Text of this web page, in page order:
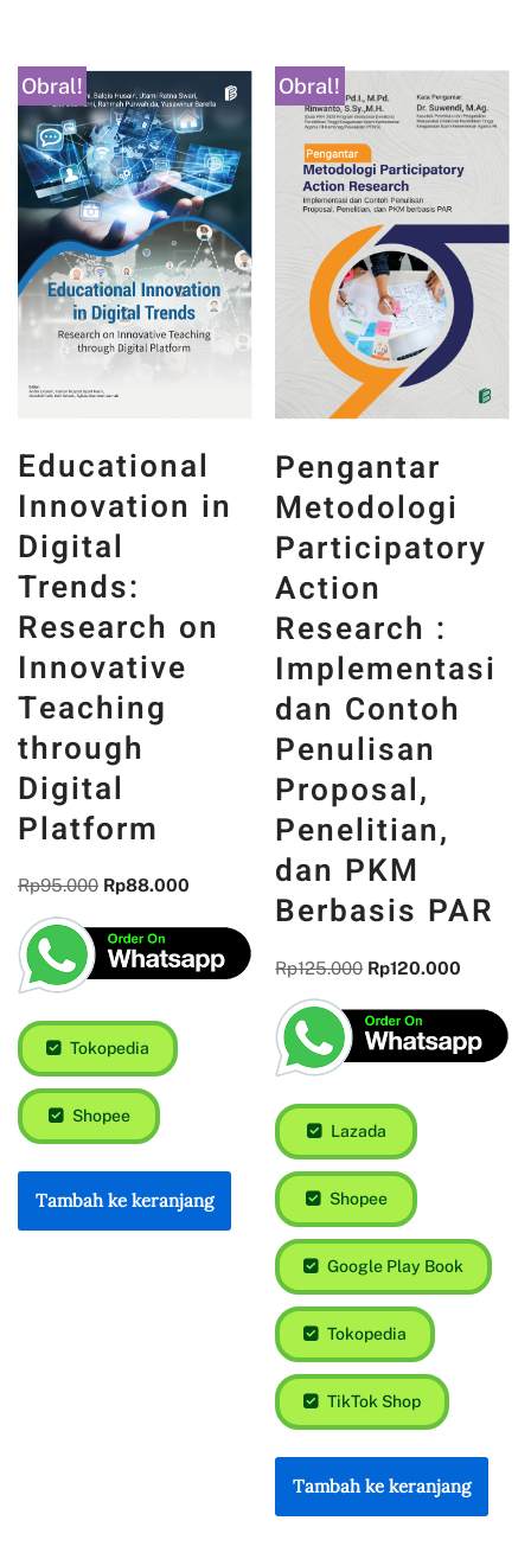
Obral!
Educational
Innovation in
Digital
Trends:
Research on
Innovative
Teaching
through
Digital
Platform
Rp95.000 Rp88.000
Tokopedia
Shopee
Tambah ke keranjang
Obral!
Pengantar
Metodologi
Participatory
Action
Research :
Implementasi
dan Contoh
Penulisan
Proposal,
Penelitian,
dan PKM
Berbasis PAR
Rp125.000 Rp120.000
Lazada
Shopee
Google Play Book
Tokopedia
TikTok Shop
Tambah ke keranjang